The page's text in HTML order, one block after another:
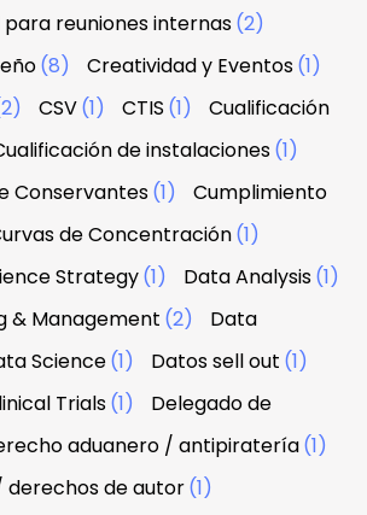
reuniones internas(2)
(8) Creatividad y Eventos(1)
CSV(1) CTIS (1)
Cualificación
de instalaciones(1)
Conservantes(1)
Cumplimiento
de Concentración(1)
Strategy(1) Data Analysis(1)
& Management (2)
Data
Science(1) Datos sell out (1)
Trials(1)
Delegado de
aduanero / antipiratería(1)
derechos de autor(1)